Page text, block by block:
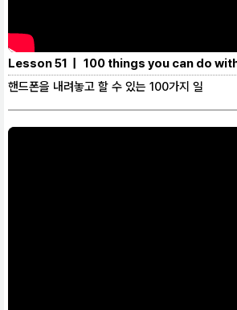
Lesson 51 | 100 things you can do
핸드폰을 내려놓고 할 수 있는 100가지 일